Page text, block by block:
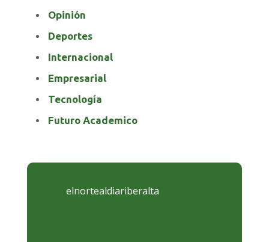
Opinión
Deportes
Internacional
Empresarial
Tecnología
Futuro Academico
elnortealdiariberalta